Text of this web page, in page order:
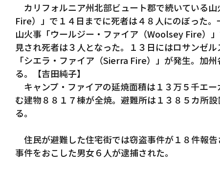
イベント・カレンダー Contest Torrance Tuna Canyon
Translation Little Tokyo Gardena
カリフォルニア州北部ビュート郡で続いている
Fire）」で１４日までに死者は４８人にのぼった
山火事「ウールジー・ファイア（Woolsey Fire）
見され死者は３人となった。１３日にはロサンゼ
「シエラ・ファイア（Sierra Fire）」が発生。加
る。【吉田純子】
キャンプ・ファイアの延焼面積は１３万５千エ
む建物８８１７棟が全焼。避難所は１３８５カ所
る。
住民が避難した住宅街では窃盗事件が１８件報
事件をおこした男女６人が逮捕された。